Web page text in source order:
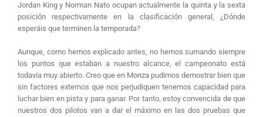
Jordan King y Norman Nato ocupan actualmente la quinta y la sexta
posición respectivamente en la clasificación general, ¿Dónde
esperáis que terminen la temporada?
Aunque, como hemos explicado antes, no hemos sumando siempre
los puntos que estaban a nuestro alcance, el campeonato está
todavía muy abierto. Creo que en Monza pudimos demostrar bien que
sin factores externos que nos perjudiquen tenemos capacidad para
luchar bien en pista y para ganar. Por tanto, estoy convencida de que
nuestros dos pilotos van a dar el máximo en las dos pruebas que